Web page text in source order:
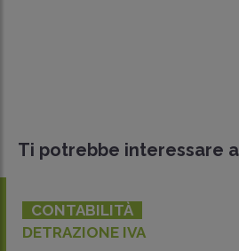
Ti potrebbe interessare
CONTABILITÀ
DETRAZIONE IVA